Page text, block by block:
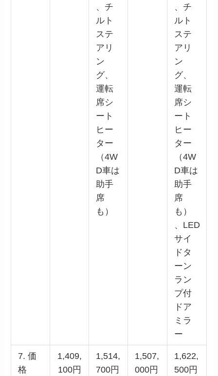
、チ
ルト
ステ
アリ
ン
グ、
運転
席シ
ート
ヒー
ター
（4W
D車は
助手
席
も）
、チ
ルト
ステ
アリ
ン
グ、
運転
席シ
ート
ヒー
ター
（4W
D車は
助手
席
も）
、LED
サイ
ドタ
ーン
ラン
プ付
ドア
ミラ
ー
7. 価
格
1,409,
100円
1,514,
700円
1,507,
000円
1,622,
500円